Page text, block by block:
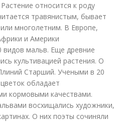
относится к роду
травянистым, бывает
многолетним. В Европе,
и Америки
видов мальв. Еще древние
культивацией растения. О
Старший. Учеными в 20
обладает
кормовыми качествами.
восхищались художники,
О них поэты сочиняли